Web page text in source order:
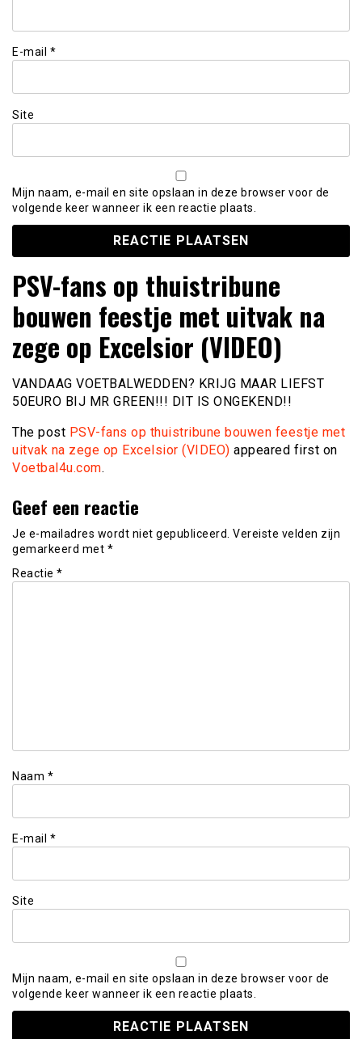
E-mail *
Site
Mijn naam, e-mail en site opslaan in deze browser voor de
volgende keer wanneer ik een reactie plaats.
PSV-fans op thuistribune
bouwen feestje met uitvak na
zege op Excelsior (VIDEO)
VANDAAG VOETBALWEDDEN? KRIJG MAAR LIEFST
50EURO BIJ MR GREEN!!! DIT IS ONGEKEND!!
The post PSV-fans op thuistribune bouwen feestje met
uitvak na zege op Excelsior (VIDEO) appeared first on
Voetbal4u.com.
Geef een reactie
Je e-mailadres wordt niet gepubliceerd. Vereiste velden zijn
gemarkeerd met *
Reactie *
Naam *
E-mail *
Site
Mijn naam, e-mail en site opslaan in deze browser voor de
volgende keer wanneer ik een reactie plaats.